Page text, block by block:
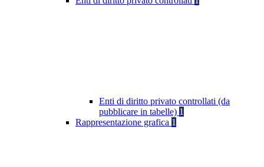
Enti di diritto privato controllati (da
pubblicare in tabelle) 1
Rappresentazione grafica 1